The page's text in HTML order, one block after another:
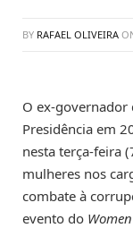
BY RAFAEL OLIVEIRA
O ex-governador
Presidência em
nesta terça-feira
mulheres nos
combate à
evento do